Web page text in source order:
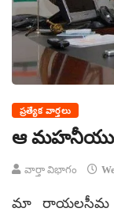
ప్రత్యేక వార్తలు
ఆ
వార్తా విభాగం
మా రాయలసీమ